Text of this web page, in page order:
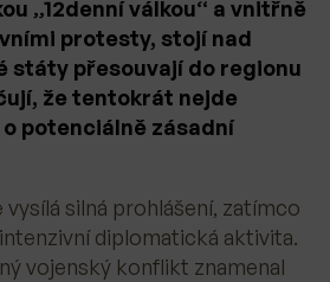
„12denní válkou“ a vnitřně
protesty, stojí nad
státy přesouvají do regionu
že tentokrát nejde
potenciálně zásadní
vysílá silná prohlášení, zatímco
diplomatická aktivita.
vojenský konflikt znamenal